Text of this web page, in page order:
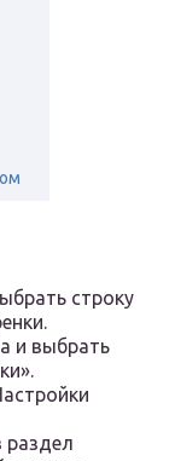
строку
и выбрать
раздел